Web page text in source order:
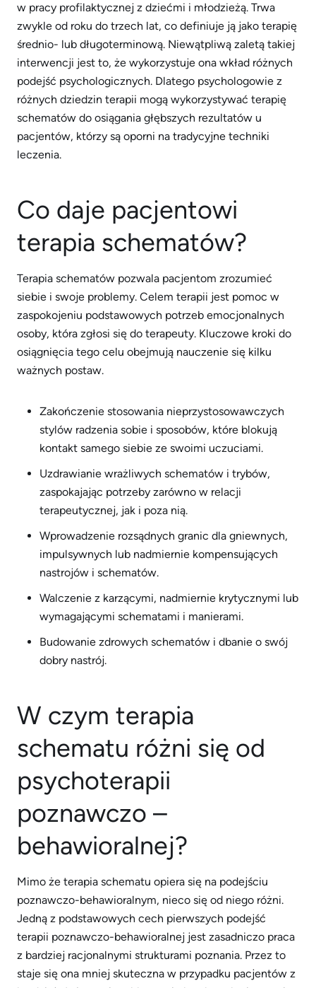
w pracy profilaktycznej z dziećmi i młodzieżą. Trwa
zwykle od roku do trzech lat, co definiuje ją jako terapię
średnio- lub długoterminową. Niewątpliwą zaletą takiej
interwencji jest to, że wykorzystuje ona wkład różnych
podejść psychologicznych. Dlatego psychologowie z
różnych dziedzin terapii mogą wykorzystywać terapię
schematów do osiągania głębszych rezultatów u
pacjentów, którzy są oporni na tradycyjne techniki
leczenia.
Co daje pacjentowi
terapia schematów?
Terapia schematów pozwala pacjentom zrozumieć
siebie i swoje problemy. Celem terapii jest pomoc w
zaspokojeniu podstawowych potrzeb emocjonalnych
osoby, która zgłosi się do terapeuty. Kluczowe kroki do
osiągnięcia tego celu obejmują nauczenie się kilku
ważnych postaw.
Zakończenie stosowania nieprzystosowawczych
stylów radzenia sobie i sposobów, które blokują
kontakt samego siebie ze swoimi uczuciami.
Uzdrawianie wrażliwych schematów i trybów,
zaspokajając potrzeby zarówno w relacji
terapeutycznej, jak i poza nią.
Wprowadzenie rozsądnych granic dla gniewnych,
impulsywnych lub nadmiernie kompensujących
nastrojów i schematów.
Walczenie z karzącymi, nadmiernie krytycznymi lub
wymagającymi schematami i manierami.
Budowanie zdrowych schematów i dbanie o swój
dobry nastrój.
W czym terapia
schematu różni się od
psychoterapii
poznawczo –
behawioralnej?
Mimo że terapia schematu opiera się na podejściu
poznawczo-behawioralnym, nieco się od niego różni.
Jedną z podstawowych cech pierwszych podejść
terapii poznawczo-behawioralnej jest zasadniczo praca
z bardziej racjonalnymi strukturami poznania. Przez to
staje się ona mniej skuteczna w przypadku pacjentów z